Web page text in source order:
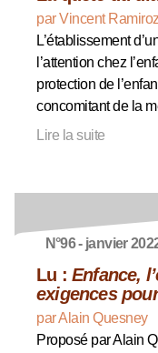
par Vincent Ramiroz
L’établissement
l’attention chez
protection de
concomitant de la
Lire la suite
N°96 - janvier
Lu : Enfance,
exigences
par Alain Quesney
Proposé par Alain